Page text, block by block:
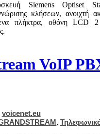
Siemens Optiset
κλήσεων, ανοιχτή
πλήκτρα, οθόνη LCD
VoIP
voicenet.eu
,